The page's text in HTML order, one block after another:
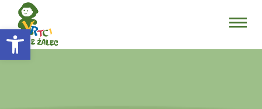
Open toolbar